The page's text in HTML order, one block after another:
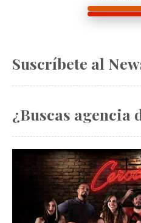
Suscríbete al
¿Buscas agencia